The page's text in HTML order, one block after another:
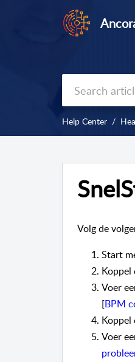
Help Center
Volg de
Start
Koppel
Voer
[BPM
Koppel
Voer